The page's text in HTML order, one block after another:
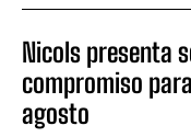
Nicols presenta
compromiso
agosto